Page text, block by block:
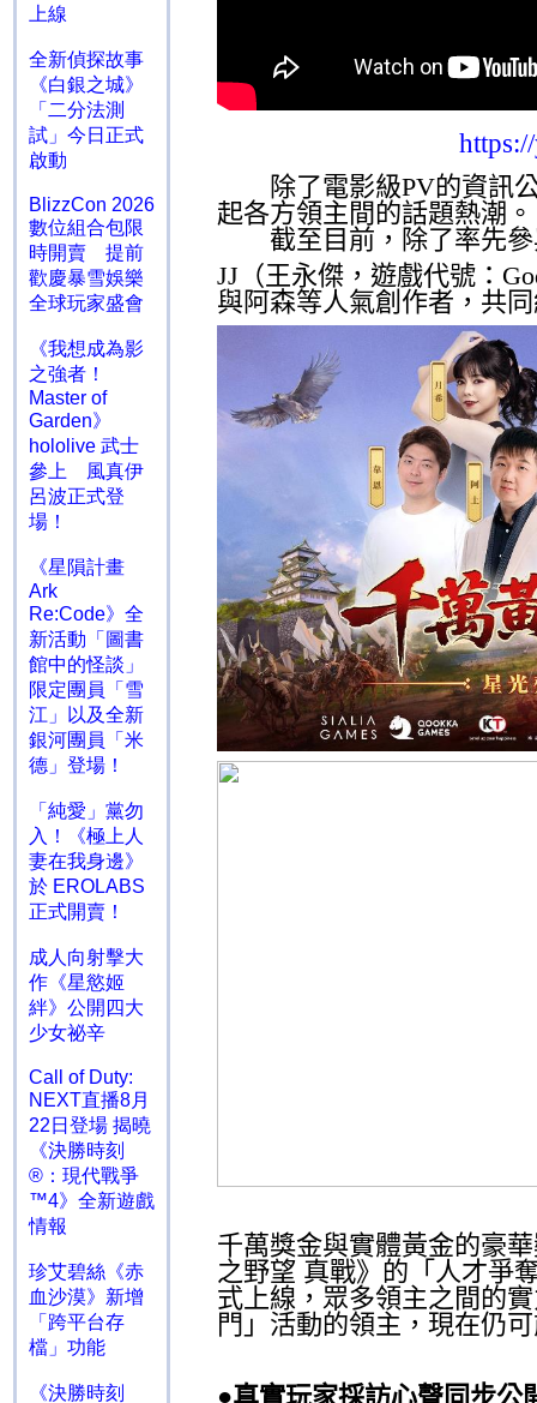
上線
全新偵探故事
《白銀之城》
「二分法測
試」今日正式
啟動
BlizzCon 2026
數位組合包限
時開賣 提前
歡慶暴雪娛樂
全球玩家盛會
《我想成為影
之強者！
Master of
Garden》
hololive 武士
參上 風真伊
呂波正式登
場！
《星隕計畫
Ark
Re:Code》全
新活動「圖書
館中的怪談」
限定團員「雪
江」以及全新
銀河團員「米
德」登場！
「純愛」黨勿
入！《極上人
妻在我身邊》
於 EROLABS
正式開賣！
成人向射擊大
作《星慾姬
絆》公開四大
少女祕辛
Call of Duty:
NEXT直播8月
22日登場 揭曉
《決勝時刻
®：現代戰爭
™4》全新遊戲
情報
珍艾碧絲《赤
血沙漠》新增
「跨平台存
檔」功能
《決勝時刻
除了電影級PV的資訊
起各方領主間的話題熱潮。
截至目前，除了率先參
JJ （王永傑，遊戲代號：
與阿森等人氣創作者，共
千萬獎金與實體黃金的豪
之野望 真戰》的「人才爭
式上線，眾多領主之間的
門」活動的領主，現在仍
●真實玩家採訪心聲同步公